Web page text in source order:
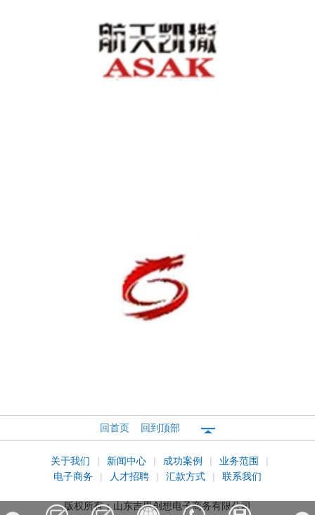
回首页
回到顶部
关于我们 | 新闻中心 | 成功案例 | 业务范围
|
电子商务
| 人才招聘 | 汇款方式 | 联系我们
版权所有： 山东吉恩创想电子商务有限公司